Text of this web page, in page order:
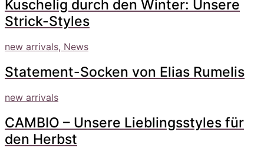
Kuschelig durch den Winter: Unsere
Strick-Styles
new arrivals, News
Statement-Socken von Elias Rumelis
new arrivals
CAMBIO – Unsere Lieblingsstyles für
den Herbst